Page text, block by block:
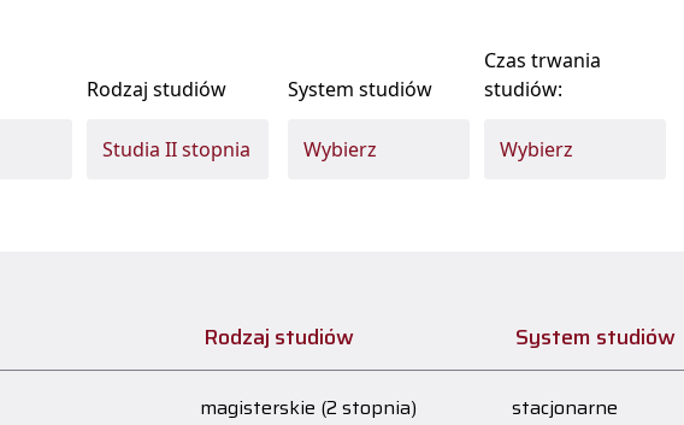
Rodzaj studiów System studiów
Czas trwania
studiów:
Rodzaj studiów System studiów
magisterskie (2 stopnia) stacjonarne